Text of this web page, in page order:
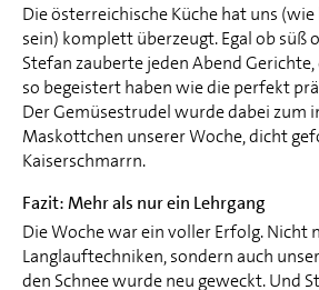
Die österreichische Küche hat uns
sein) komplett überzeugt. Egal ob süß
Stefan zauberte jeden Abend
so begeistert haben wie die perfekt
Der Gemüsestrudel wurde dabei zum
Maskottchen unserer Woche, dicht
Kaiserschmarrn.
Fazit: Mehr als nur ein Lehrgang
Die Woche war ein voller Erfolg. Nicht
Langlauftechniken, sondern auch
den Schnee wurde neu geweckt. Und